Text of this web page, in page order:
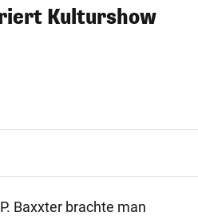
Kulturshow
Baxxter brachte man